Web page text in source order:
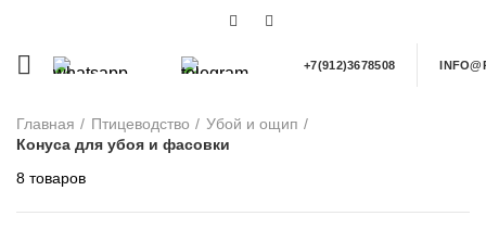
+7(912)3678508
Главная Птицеводство
Убой и ощип
Конуса для убоя и фасовки
8 товаров